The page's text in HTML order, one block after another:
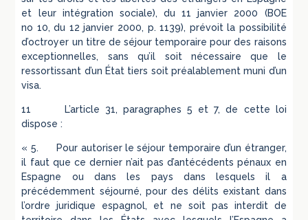
et leur intégration sociale), du 11 janvier 2000 (BOE
no 10, du 12 janvier 2000, p. 1139), prévoit la possibilité
d’octroyer un titre de séjour temporaire pour des raisons
exceptionnelles, sans qu’il soit nécessaire que le
ressortissant d’un État tiers soit préalablement muni d’un
visa.
11 L’article 31, paragraphes 5 et 7, de cette loi
dispose :
« 5. Pour autoriser le séjour temporaire d’un étranger,
il faut que ce dernier n’ait pas d’antécédents pénaux en
Espagne ou dans les pays dans lesquels il a
précédemment séjourné, pour des délits existant dans
l’ordre juridique espagnol, et ne soit pas interdit de